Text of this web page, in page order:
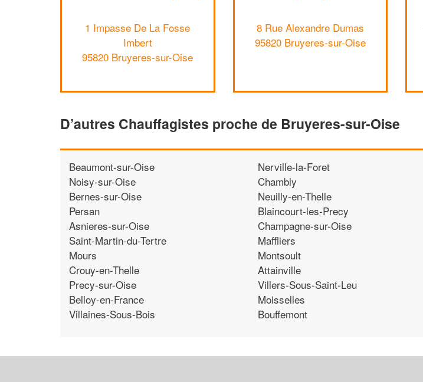
1 Impasse De La Fosse
Imbert
95820 Bruyeres-sur-Oise
8 Rue Alexandre Dumas
95820 Bruyeres-sur-Oise
D’autres Chauffagistes proche de Bruyeres-sur-Oise
Beaumont-sur-Oise
Noisy-sur-Oise
Bernes-sur-Oise
Persan
Asnieres-sur-Oise
Saint-Martin-du-Tertre
Mours
Crouy-en-Thelle
Precy-sur-Oise
Belloy-en-France
Villaines-Sous-Bois
Nerville-la-Foret
Chambly
Neuilly-en-Thelle
Blaincourt-les-Precy
Champagne-sur-Oise
Maffliers
Montsoult
Attainville
Villers-Sous-Saint-Leu
Moisselles
Bouffemont